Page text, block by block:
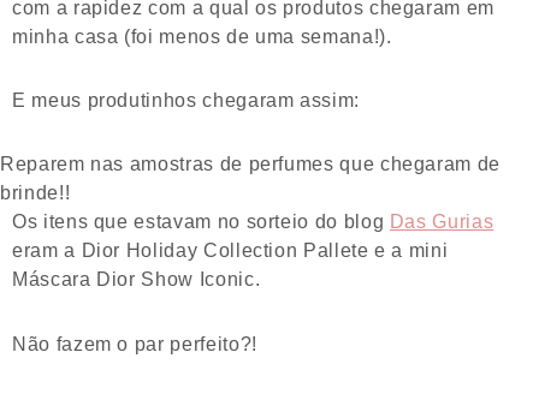
com a rapidez com a qual os produtos chegaram em
minha casa (foi menos de uma semana!).
E meus produtinhos chegaram assim:
Reparem nas amostras de perfumes que chegaram de
brinde!!
Os itens que estavam no sorteio do blog Das Gurias
eram a Dior Holiday Collection Pallete e a mini
Máscara Dior Show Iconic.
Não fazem o par perfeito?!